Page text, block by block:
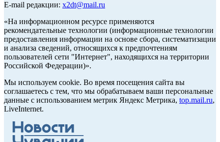
E-mail редакции: x2dt@mail.ru
«На информационном ресурсе применяются
рекомендательные технологии (информационные технологии
предоставления информации на основе сбора, систематизации
и анализа сведений, относящихся к предпочтениям
пользователей сети "Интернет", находящихся на территории
Российской Федерации)».
Мы используем cookie. Во время посещения сайта вы
соглашаетесь с тем, что мы обрабатываем ваши персональные
данные с использованием метрик Яндекс Метрика, top.mail.ru,
LiveInternet.